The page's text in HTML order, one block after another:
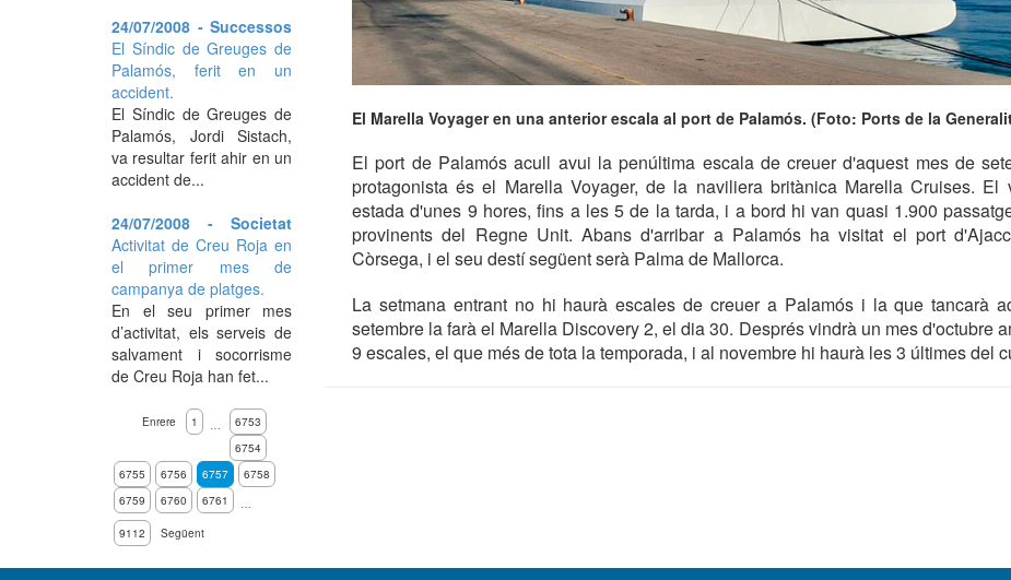
El Marella Voyager en una anterior escala al port de Palamós. (Foto: Ports de la
El port de Palamós acull avui la penúltima escala de creuer d'aquest mes de
protagonista és el Marella Voyager, de la naviliera britànica Marella Cruises. El
estada d'unes 9 hores, fins a les 5 de la tarda, i a bord hi van quasi 1.900
provinents del Regne Unit. Abans d'arribar a Palamós ha visitat el port
Còrsega, i el seu destí següent serà Palma de Mallorca.
La setmana entrant no hi haurà escales de creuer a Palamós i la que tancarà
setembre la farà el Marella Discovery 2, el dia 30. Després vindrà un mes d'octubre
9 escales, el que més de tota la temporada, i al novembre hi haurà les 3 últimes del
24/07/2008 - Successos
El Síndic de Greuges de
Palamós, ferit en un
accident.
El Síndic de Greuges de
Palamós, Jordi Sistach,
va resultar ferit ahir en un
accident de...
24/07/2008 - Societat
Activitat de Creu Roja en
el primer mes de
campanya de platges.
En el seu primer mes
d’activitat, els serveis de
salvament i socorrisme
de Creu Roja han fet...
Enrere 1 …
6753
6754
6755
6756 6757
6758
6759
6760 6761
…
9112
Següent